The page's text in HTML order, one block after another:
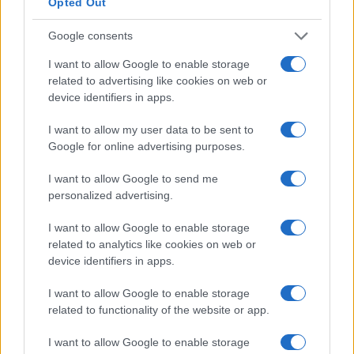
Google consents
I want to allow Google to enable storage
related to advertising like cookies on web or
device identifiers in apps.
I want to allow my user data to be sent to
Google for online advertising purposes.
I want to allow Google to send me
personalized advertising.
I want to allow Google to enable storage
related to analytics like cookies on web or
device identifiers in apps.
I want to allow Google to enable storage
related to functionality of the website or app.
I want to allow Google to enable storage
Percentuale media annua di incremento
salariale negli Emirati Arabi Uniti
Quanti sono gli incrementi annuali di stipendio
negli Emirati Arabi Uniti? Con che frequenza i
dipendenti ottengono aumenti di stipendio?
Emirati Arabi Uniti
È probabile che i dipendenti negli Emirati Arabi Uniti
registrino un aumento salariale di circa l’8% ogni 17
dovrebbero essere prese come linee guida generali.
Gli incrementi di stipendio variano da persona a
prestazioni e il contributo al successo